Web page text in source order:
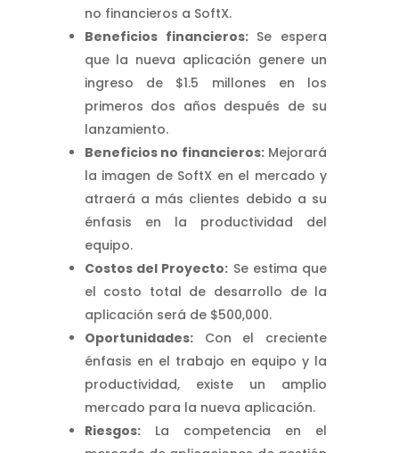
no financieros a SoftX.
Beneficios financieros:Se espera
que la nueva aplicación genere un
ingreso de $1.5 millones en los
primeros dos años después de su
lanzamiento.
Beneficios no financieros:Mejorará
la imagen de SoftX en el mercado y
atraerá a más clientes debido a su
énfasis en la productividad del
equipo.
Costos del Proyecto: Se estima que
el costo total de desarrollo de la
aplicación será de $500,000.
Oportunidades:Con el creciente
énfasis en el trabajo en equipo y la
productividad, existe un amplio
mercado para la nueva aplicación.
Riesgos:La competencia en el